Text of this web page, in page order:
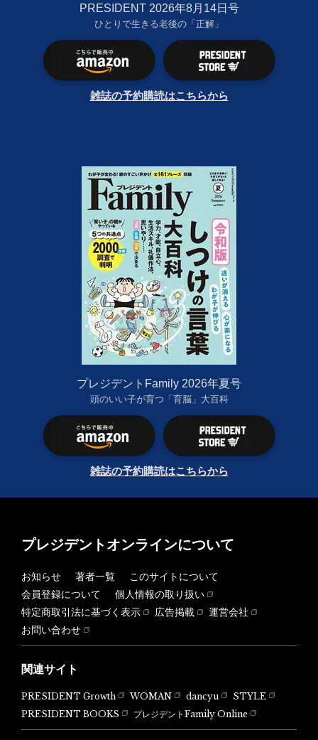
PRESIDENT 2026年8月14日号
ひとりで生きる老後の「正解」
雑誌の予約購読はこちらから
プレジデントFamily 2026年夏号
頭のいい子が育つ「育脳」大百科
雑誌の予約購読はこちらから
プレジデントオンラインについて
お知らせ 著者一覧
このサイトについて
会員登録について
個人情報の取り扱い
特定商取引法に基づく表示
広告掲載
運営会社
お問い合わせ
関連サイト
PRESIDENT Growth WOMAN dancyu
STYLE
PRESIDENT BOOKS
プレジデントFamily Online